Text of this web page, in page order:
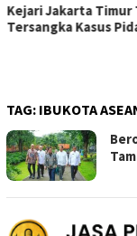
Kejari Jakarta Timur
Tersangka Kasus
TAG: IBUKOTA